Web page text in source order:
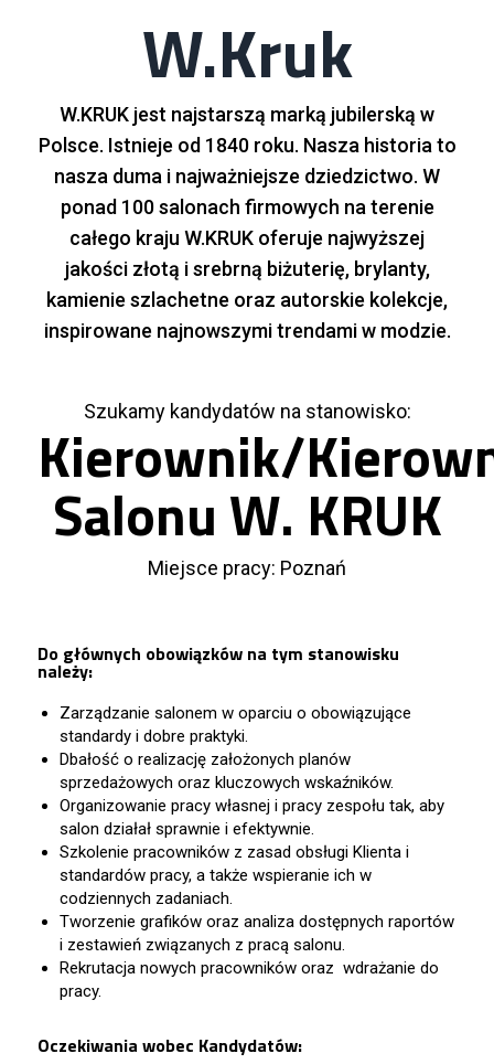
W.Kruk
W.KRUK jest najstarszą marką jubilerską w
Polsce. Istnieje od 1840 roku. Nasza historia to
nasza duma i najważniejsze dziedzictwo. W
ponad 100 salonach firmowych na terenie
całego kraju W.KRUK oferuje najwyższej
jakości złotą i srebrną biżuterię, brylanty,
kamienie szlachetne oraz autorskie kolekcje,
inspirowane najnowszymi trendami w modzie.
Szukamy kandydatów na stanowisko:
Kierownik/
Salonu W. KRUK
Miejsce pracy: Poznań
Do głównych obowiązków na tym stanowisku
należy:
Zarządzanie salonem w oparciu o obowiązujące
standardy i dobre praktyki.
Dbałość o realizację założonych planów
sprzedażowych oraz kluczowych wskaźników.
Organizowanie pracy własnej i pracy zespołu tak, aby
salon działał sprawnie i efektywnie.
Szkolenie pracowników z zasad obsługi Klienta i
standardów pracy, a także wspieranie ich w
codziennych zadaniach.
Tworzenie grafików oraz analiza dostępnych raportów
i zestawień związanych z pracą salonu.
Rekrutacja nowych pracowników oraz wdrażanie do
pracy.
Oczekiwania wobec Kandydatów: